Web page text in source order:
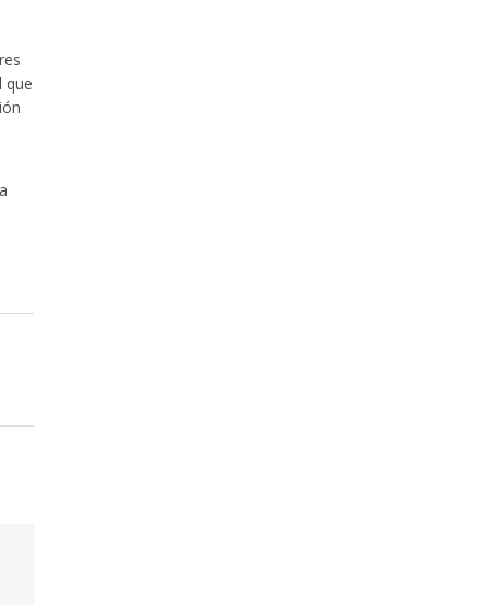
que